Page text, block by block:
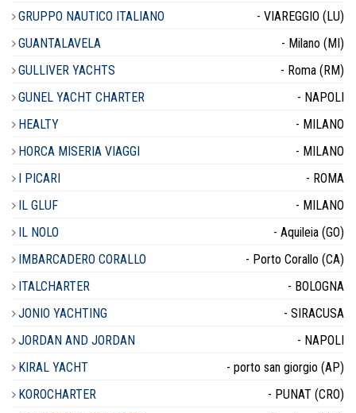
GRUPPO NAUTICO ITALIANO
- VIAREGGIO (LU)
GUANTALAVELA
- Milano (MI)
GULLIVER YACHTS
- Roma (RM)
GUNEL YACHT CHARTER
- NAPOLI
HEALTY
- MILANO
HORCA MISERIA VIAGGI
- MILANO
I PICARI
- ROMA
IL GLUF
- MILANO
IL NOLO
- Aquileia (GO)
IMBARCADERO CORALLO
- Porto Corallo (CA)
ITALCHARTER
- BOLOGNA
JONIO YACHTING
- SIRACUSA
JORDAN AND JORDAN
- NAPOLI
KIRAL YACHT
- porto san giorgio (AP)
KOROCHARTER
- PUNAT (CRO)